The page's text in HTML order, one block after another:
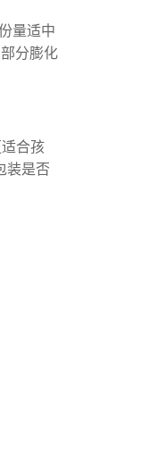
量适中
分膨化
合孩
装是否